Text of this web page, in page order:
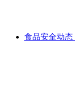
食品安全动态